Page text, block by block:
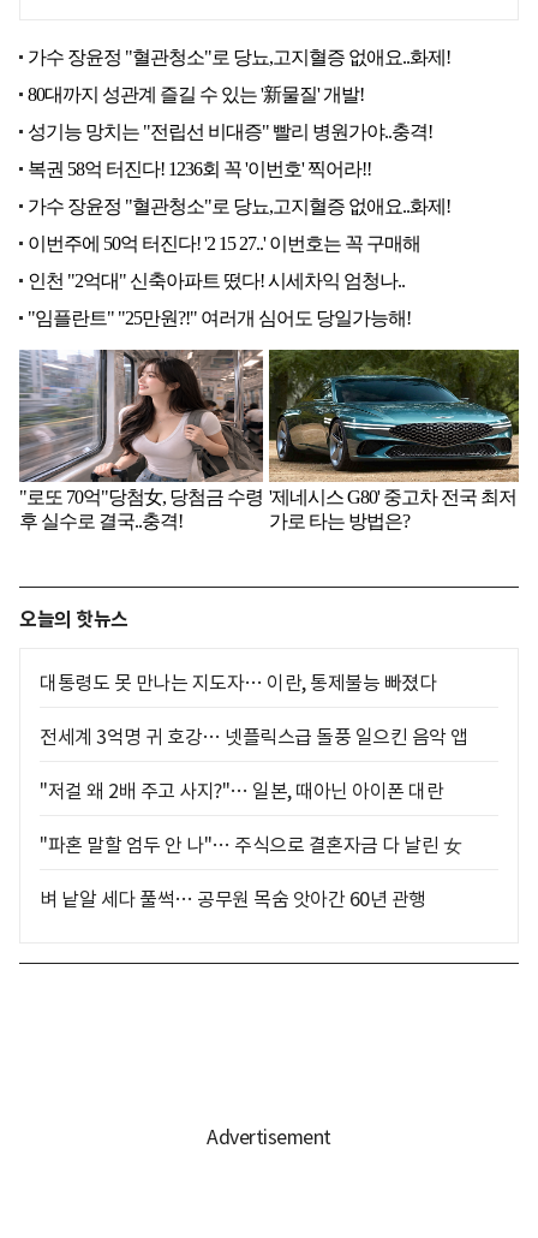
오늘의 핫뉴스
대통령도 못 만나는 지도자… 이란, 통제불능 빠졌다
전세계 3억명 귀 호강… 넷플릭스급 돌풍 일으킨 음악 앱
"저걸 왜 2배 주고 사지?"… 일본, 때아닌 아이폰 대란
"파혼 말할 엄두 안 나"… 주식으로 결혼자금 다 날린 女
벼 낱알 세다 풀썩… 공무원 목숨 앗아간 60년 관행